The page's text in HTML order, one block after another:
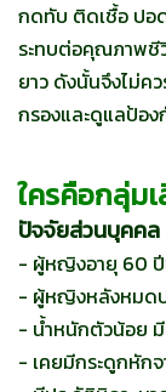
กดทับ ติดเชื้อ ปอ
ระทบต่อคุณภาพชีวิ
ยาว ดังนั้นจึงไม่ค
กรองและดูแลป้อ
ใครคือกลุ่ม
ปัจจัยส่วนบุคคล
- ผู้หญิงอายุ 60 ปี
- ผู้หญิงหลังหมดป
- น้ำหนักตัวน้อย
- เคยมีกระดูกหัก